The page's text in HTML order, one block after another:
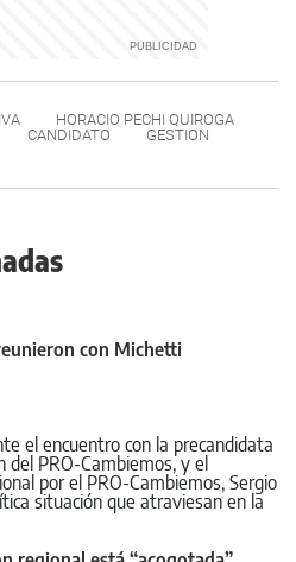
HORACIO PECHI QUIROGA
CANDIDATO
GESTION
con Michetti
el encuentro con la precandidata
PRO-Cambiemos, y el
por el PRO-Cambiemos, Sergio
situación que atraviesan en la